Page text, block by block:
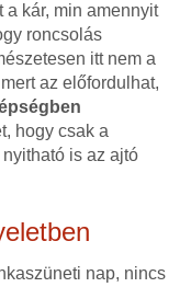
kár, min amennyit
roncsolás
itt nem a
az előfordulhat,
hogy csak a
is az ajtó
nap, nincs